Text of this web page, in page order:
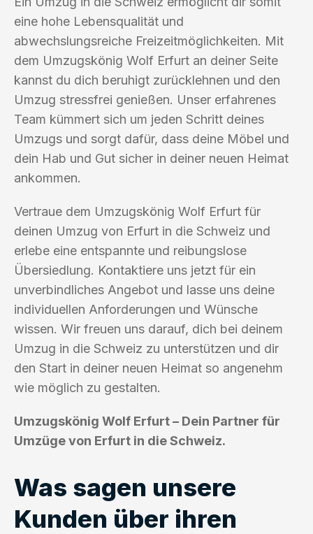
eine hohe Lebensqualität und
abwechslungsreiche Freizeitmöglichkeiten. Mit
dem Umzugskönig Wolf Erfurt an deiner Seite
kannst du dich beruhigt zurücklehnen und den
Umzug stressfrei genießen. Unser erfahrenes
Team kümmert sich um jeden Schritt deines
Umzugs und sorgt dafür, dass deine Möbel und
dein Hab und Gut sicher in deiner neuen Heimat
ankommen.
Vertraue dem Umzugskönig Wolf Erfurt für
deinen Umzug von Erfurt in die Schweiz und
erlebe eine entspannte und reibungslose
Übersiedlung. Kontaktiere uns jetzt für ein
unverbindliches Angebot und lasse uns deine
individuellen Anforderungen und Wünsche
wissen. Wir freuen uns darauf, dich bei deinem
Umzug in die Schweiz zu unterstützen und dir
den Start in deiner neuen Heimat so angenehm
wie möglich zu gestalten.
Umzugskönig Wolf Erfurt – Dein Partner für
Umzüge von Erfurt in die Schweiz.
Was sagen unsere
Kunden über ihren